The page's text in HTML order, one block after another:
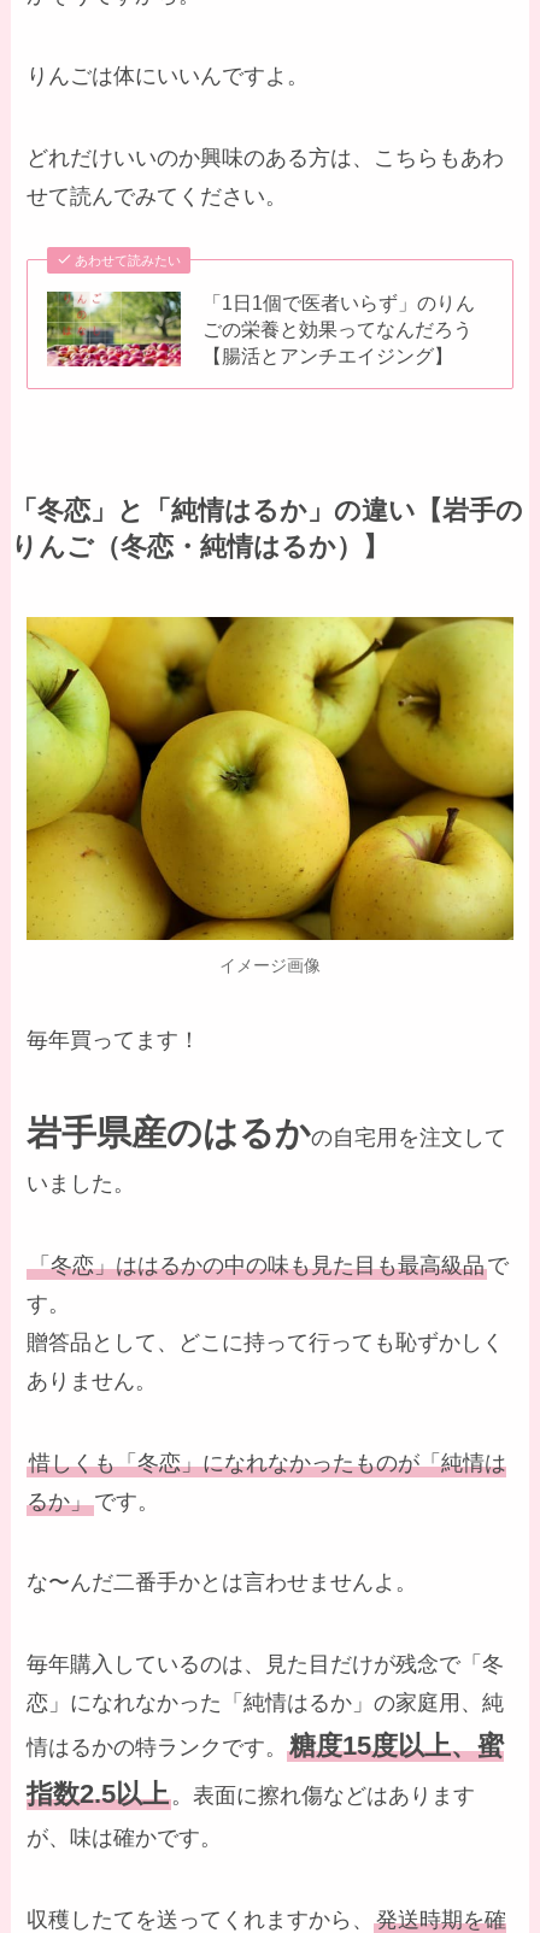
りんごは体にいいんですよ。
どれだけいいのか興味のある方は、こちらもあわ
せて読んでみてください。
あわせて読みたい
「1日1個で医者いらず」のりん
ごの栄養と効果ってなんだろう
【腸活とアンチエイジング】
「冬恋」と「純情はるか」の違い【岩手の
りんご（冬恋・純情はるか）】
イメージ画像
毎年買ってます！
岩手県産のはるかの自宅用を注文して
いました。
「冬恋」ははるかの中の味も見た目も最高級品で
す。
贈答品として、どこに持って行っても恥ずかしく
ありません。
惜しくも「冬恋」になれなかったものが「純情は
るか」です。
な〜んだ二番手かとは言わせませんよ。
毎年購入しているのは、見た目だけが残念で「冬
恋」になれなかった「純情はるか」の家庭用、純
情はるかの特ランクです。糖度15度以上、蜜
指数2.5以上。表面に擦れ傷などはあります
が、味は確かです。
収穫したてを送ってくれますから、発送時期を確